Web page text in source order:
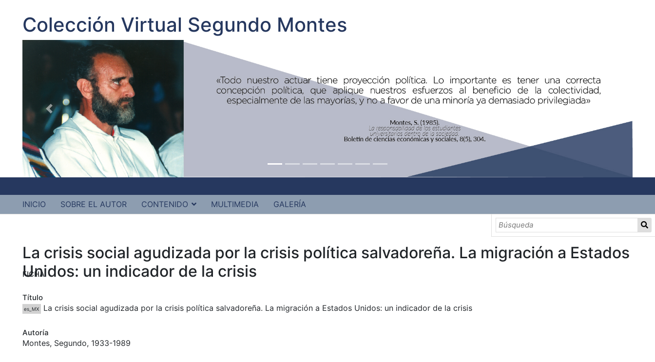
Colección Virtual Segundo Montes
INICIO SOBRE EL AUTOR CONTENIDO MULTIMEDIA GALERÍA
La crisis social agudizada por la crisis política salvadoreña. La migración a Estados
Unidos: un indicador de la crisis
FICHA
Título
es_MX La crisis social agudizada por la crisis política salvadoreña. La migración a Estados Unidos: un indicador de la crisis
Autoría
Montes, Segundo, 1933-1989